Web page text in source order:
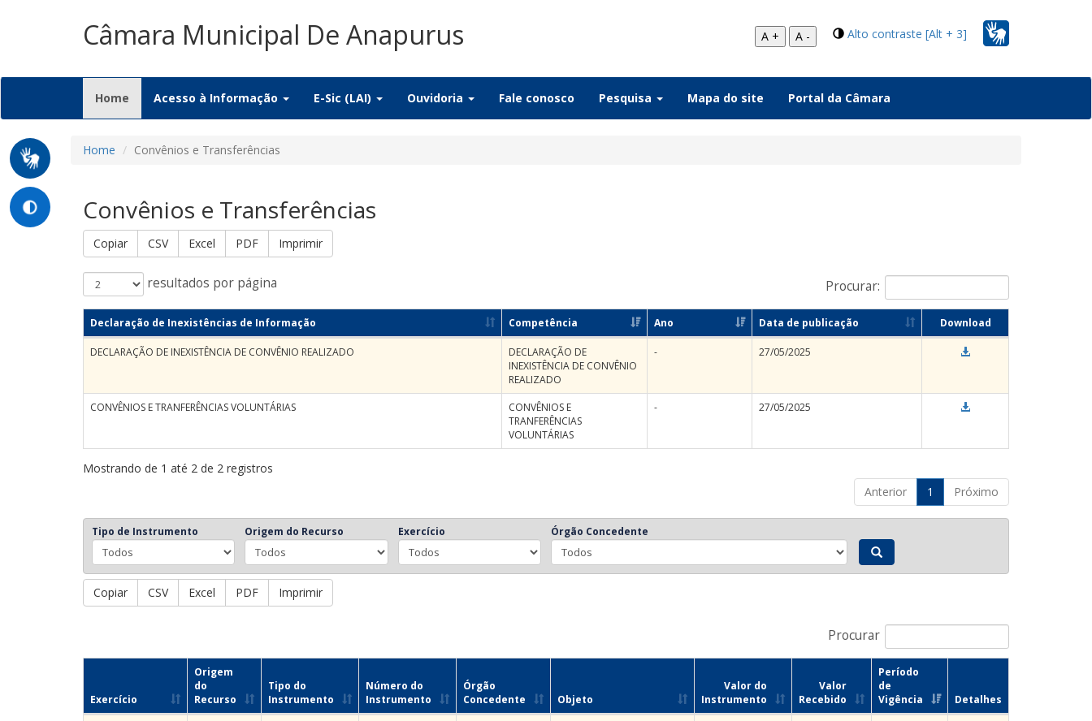
Câmara Municipal De Anapurus Alto contraste [Alt + 3]
A + A -
Home (current)
Acesso à Informação E-Sic (LAI) Ouvidoria Fale conosco Pesquisa Mapa do site Portal da Câmara
Home Convênios e Transferências
Convênios e Transferências
Copiar CSV Excel PDF Imprimir
resultados por página Procurar:
Declaração de Inexistências de Informação Competência Ano Data de publicação Download
DECLARAÇÃO DE INEXISTÊNCIA DE CONVÊNIO REALIZADO
DECLARAÇÃO DE
INEXISTÊNCIA DE CONVÊNIO
REALIZADO
- 27/05/2025
CONVÊNIOS E TRANFERÊNCIAS VOLUNTÁRIAS
CONVÊNIOS E
TRANFERÊNCIAS
VOLUNTÁRIAS
- 27/05/2025
Mostrando de 1 até 2 de 2 registros
Anterior
1 Próximo
Tipo de Instrumento Origem do Recurso Exercício Órgão Concedente
Copiar CSV Excel PDF Imprimir
Procurar
Exercício
Origem
do
Recurso
Tipo do
Instrumento
Número do
Instrumento
Órgão
Concedente
Objeto
Valor do
Instrumento
Valor
Recebido
Período
de
Vigência
Detalhes